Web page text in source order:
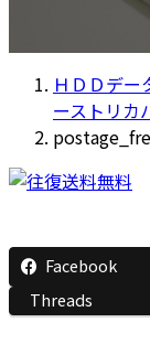
ＨＤＤデー
ーストリカ
Facebook
Threads